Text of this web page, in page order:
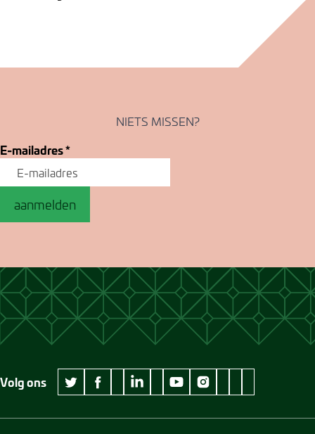
NIETS MISSEN?
E-mailadres*
aanmelden
Volg ons
twitter Museum Jan Cunen
facebook Museum Jan Cunen
wikipedia Museum Jan Cunen
linkedin Museum Jan Cunen
googleplus Museum Jan Cunen
youtube Museum Jan Cunen
instagram Museum